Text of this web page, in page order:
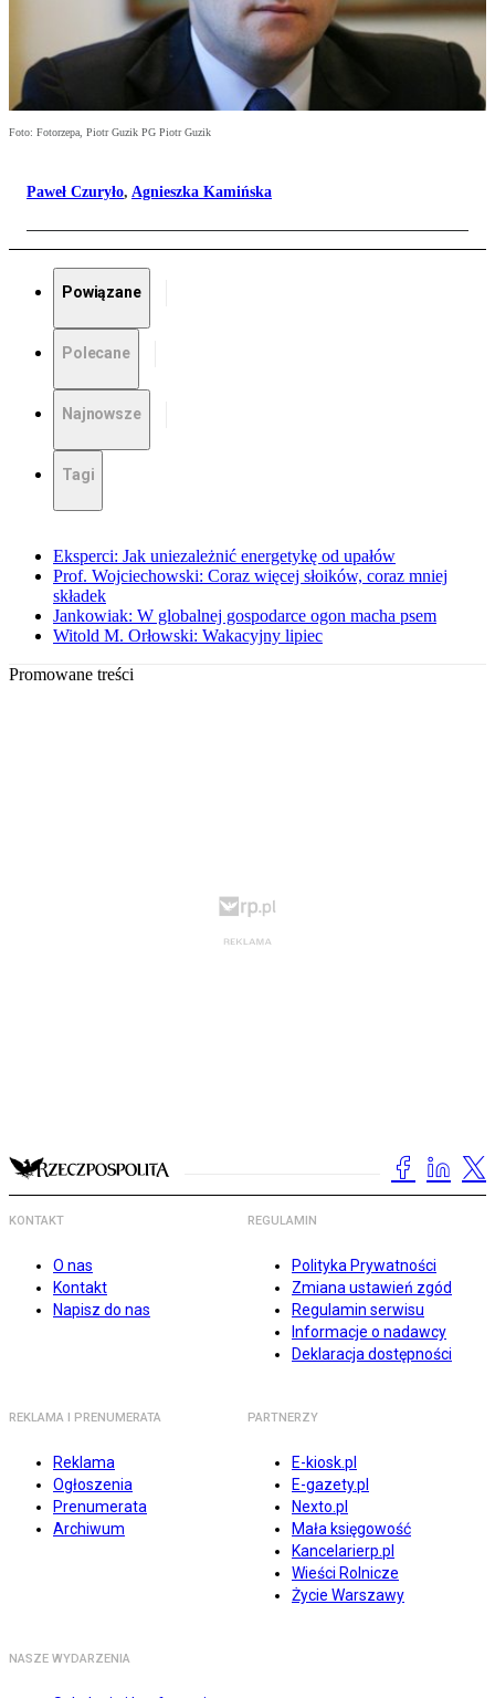
Foto: Fotorzepa, Piotr Guzik PG Piotr Guzik
Paweł Czuryło, Agnieszka Kamińska
Powiązane
Polecane
Najnowsze
Tagi
Eksperci: Jak uniezależnić energetykę od upałów
Prof. Wojciechowski: Coraz więcej słoików, coraz mniej
składek
Jankowiak: W globalnej gospodarce ogon macha psem
Witold M. Orłowski: Wakacyjny lipiec
Promowane treści
KONTAKT
O nas
Kontakt
Napisz do nas
REGULAMIN
Polityka Prywatności
Zmiana ustawień zgód
Regulamin serwisu
Informacje o nadawcy
Deklaracja dostępności
REKLAMA I PRENUMERATA
Reklama
Ogłoszenia
Prenumerata
Archiwum
PARTNERZY
E-kiosk.pl
E-gazety.pl
Nexto.pl
Mała księgowość
Kancelarierp.pl
Wieści Rolnicze
Życie Warszawy
NASZE WYDARZENIA